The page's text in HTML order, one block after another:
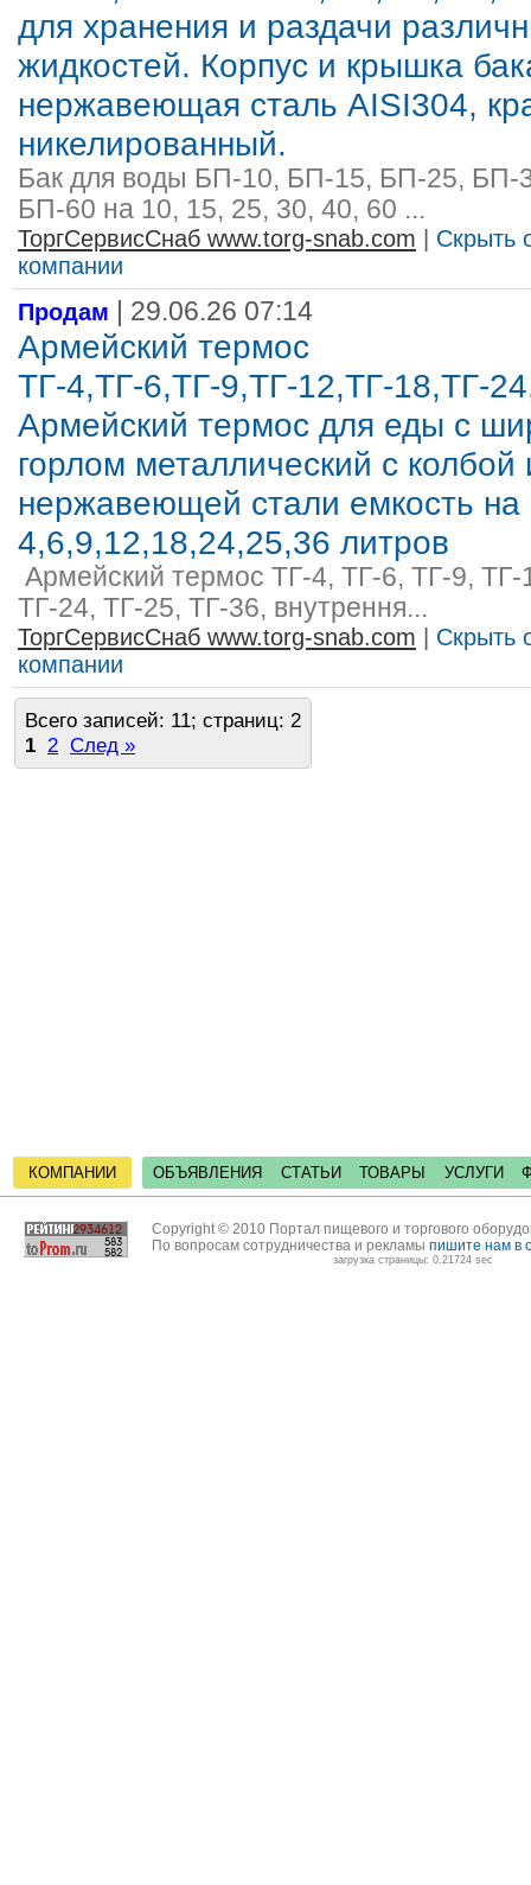
для хранения и раздачи
жидкостей. Корпус и крышка
нержавеющая сталь AISI304,
никелированный.
Бак для воды БП-10, БП-15, БП-25, БП-
БП-60 на 10, 15, 25, 30, 40, 60 ...
ТоргСервисСнаб www.torg-snab.com
Скрыть
компании
Продам
| 29.06.26 07:14
Армейский термос
ТГ-4,ТГ-6,ТГ-9,ТГ-12,ТГ-18,ТГ-
Армейский термос для еды с
горлом металлический с колбой
нержавеющей стали емкость на
4,6,9,12,18,24,25,36 литров
Армейский термос ТГ-4, ТГ-6, ТГ-9, ТГ-
ТГ-24, ТГ-25, ТГ-36, внутрення...
ТоргСервисСнаб www.torg-snab.com
Скрыть
компании
Всего записей: 11; страниц: 2
1 2 След »
КОМПАНИИ ОБЪЯВЛЕНИЯ СТАТЬИ ТОВАРЫ УСЛУГИ
Copyright © 2010 Портал пищевого и торгового
По вопросам сотрудничества и рекламы пишите нам в
загрузка страницы: 0.21724 sec